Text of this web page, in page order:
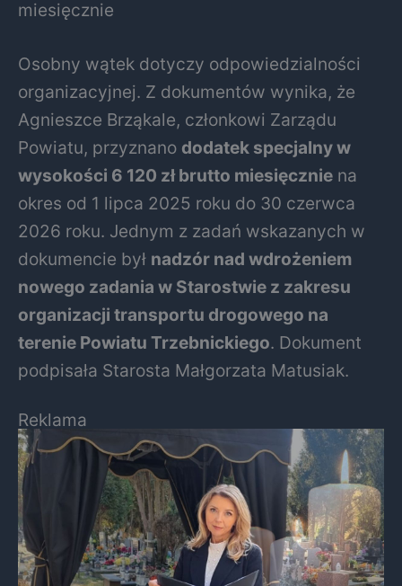
miesięcznie
Osobny wątek dotyczy odpowiedzialności
organizacyjnej. Z dokumentów wynika, że
Agnieszce Brząkale, członkowi Zarządu
Powiatu, przyznano dodatek specjalny w
wysokości 6 120 zł brutto miesięcznie na
okres od 1 lipca 2025 roku do 30 czerwca
2026 roku. Jednym z zadań wskazanych w
dokumencie był nadzór nad wdrożeniem
nowego zadania w Starostwie z zakresu
organizacji transportu drogowego na
terenie Powiatu Trzebnickiego. Dokument
podpisała Starosta Małgorzata Matusiak.
Reklama